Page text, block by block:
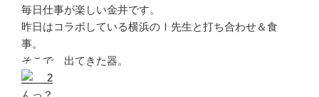
毎日仕事が楽しい金井です。
昨日はコラボしている横浜のＩ先生と打ち合わせ＆食
事。
そこで、出てきた器。
んっ？